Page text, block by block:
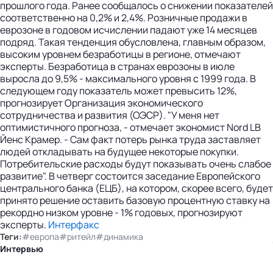
прошлого года. Ранее сообщалось о снижении показателей
соответственно на 0,2% и 2,4%. Розничные продажи в
еврозоне в годовом исчислении падают уже 14 месяцев
подряд. Такая тенденция обусловлена, главным образом,
высоким уровнем безработицы в регионе, отмечают
эксперты. Безработица в странах еврозоны в июле
выросла до 9,5% - максимального уровня с 1999 года. В
следующем году показатель может превысить 12%,
прогнозирует Организация экономического
сотрудничества и развития (ОЭСР). "У меня нет
оптимистичного прогноза, - отмечает экономист Nord LB
Йенс Крамер. - Сам факт потерь рынка труда заставляет
людей откладывать на будущее некоторые покупки.
Потребительские расходы будут показывать очень слабое
развитие". В четверг состоится заседание Европейского
центрального банка (ЕЦБ), на котором, скорее всего, будет
принято решение оставить базовую процентную ставку на
рекордно низком уровне - 1% годовых, прогнозируют
эксперты. Интерфакс
Теги:#европа#ритейл#динамика
Интервью